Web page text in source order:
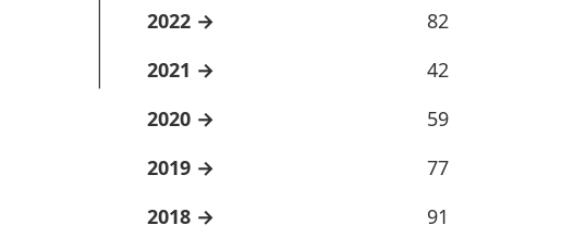
2022
82
2021
42
2020
59
2019
77
2018
91